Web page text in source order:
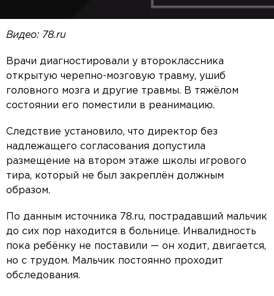
Видео: 78.ru
Врачи диагностировали у второклассника
открытую черепно-мозговую травму, ушиб
головного мозга и другие травмы. В тяжёлом
состоянии его поместили в реанимацию.
Следствие установило, что директор без
надлежащего согласования допустила
размещение на втором этаже школы игрового
тира, который не был закреплён должным
образом.
По данным источника 78.ru, пострадавший мальчик
до сих пор находится в больнице. Инвалидность
пока ребёнку не поставили — он ходит, двигается,
но с трудом. Мальчик постоянно проходит
обследования.